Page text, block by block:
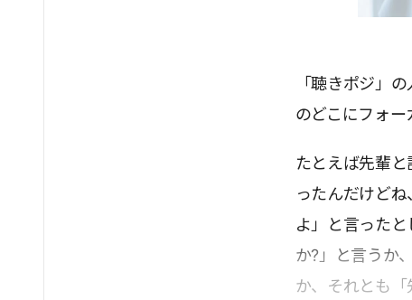
「聴きポジ」
のどこにフォー
たとえば先輩
ったんだけど
よ」と言った
か?」と言うか
か、それとも